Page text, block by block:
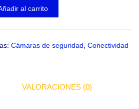
al carrito
Cámaras de seguridad, Conectividad
VALORACIONES (0)